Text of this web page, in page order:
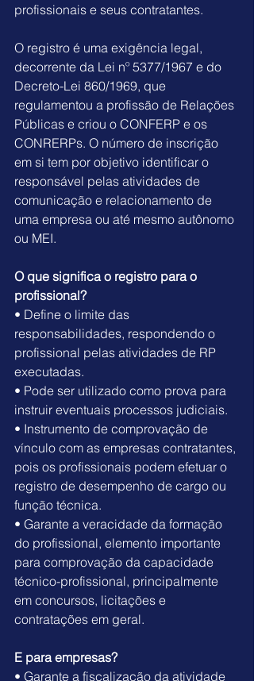
profissionais e seus contratantes.
O registro é uma exigência legal,
decorrente da Lei nº 5377/1967 e do
Decreto-Lei 860/1969, que
regulamentou a profissão de Relações
Públicas e criou o CONFERP e os
CONRERPs. O número de inscrição
em si tem por objetivo identificar o
responsável pelas atividades de
comunicação e relacionamento de
uma empresa ou até mesmo autônomo
ou MEI.
O que significa o registro para o
profissional?
• Define o limite das
responsabilidades, respondendo o
profissional pelas atividades de RP
executadas.
• Pode ser utilizado como prova para
instruir eventuais processos judiciais.
• Instrumento de comprovação de
vínculo com as empresas contratantes,
pois os profissionais podem efetuar o
registro de desempenho de cargo ou
função técnica.
• Garante a veracidade da formação
do profissional, elemento importante
para comprovação da capacidade
técnico-profissional, principalmente
em concursos, licitações e
contratações em geral.
E para empresas?
• Garante a fiscalização da atividade